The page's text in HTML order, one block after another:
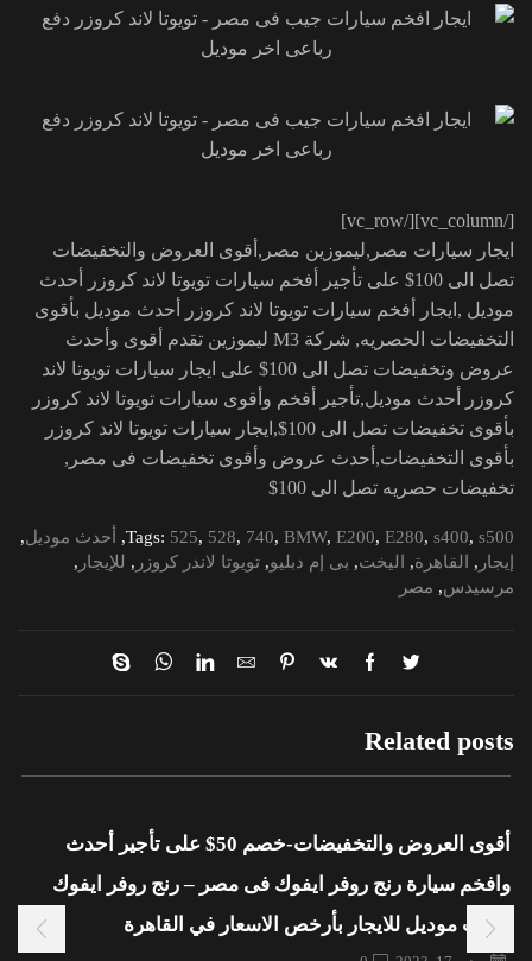
[/vc_column][/vc_row]
ايجار سيارات مصر,ليموزين مصر,أقوى العروض والتخفيضات
تصل الى 100$ على تأجير أفخم سيارات تويوتا لاند كروزر أحدث
موديل ,ايجار أفخم سيارات تويوتا لاند كروزر أحدث موديل بأقوى
التخفيضات الحصريه, شركة M3 ليموزين تقدم أقوى وأحدث
عروض وتخفيضات تصل الى 100$ على ايجار سيارات تويوتا لاند
كروزر أحدث موديل,تأجير أفخم وأقوى سيارات تويوتا لاند كروزر
بأقوى تخفيضات تصل الى 100$,ايجار سيارات تويوتا لاند كروزر
بأقوى التخفيضات,أحدث عروض وأقوى تخفيضات فى مصر,
تخفيضات حصريه تصل الى 100$
Tags: 525, 528, 740, BMW, E200, E280, s400, s500
, أحدث موديل,
إيجار , القاهرة, اليخت, بى إم دبليو, تويوتا لاندر كروزر , للإيجار ,
مرسيدس, مصر
Related posts
أقوى العروض والتخفيضات-خصم 50$ على تأجير أحدث
وافخم سيارة رنج روفر ايفوك فى مصر – رنج روفر ايفوك
احدث موديل للايجار بأرخص الاسعار في القاهرة